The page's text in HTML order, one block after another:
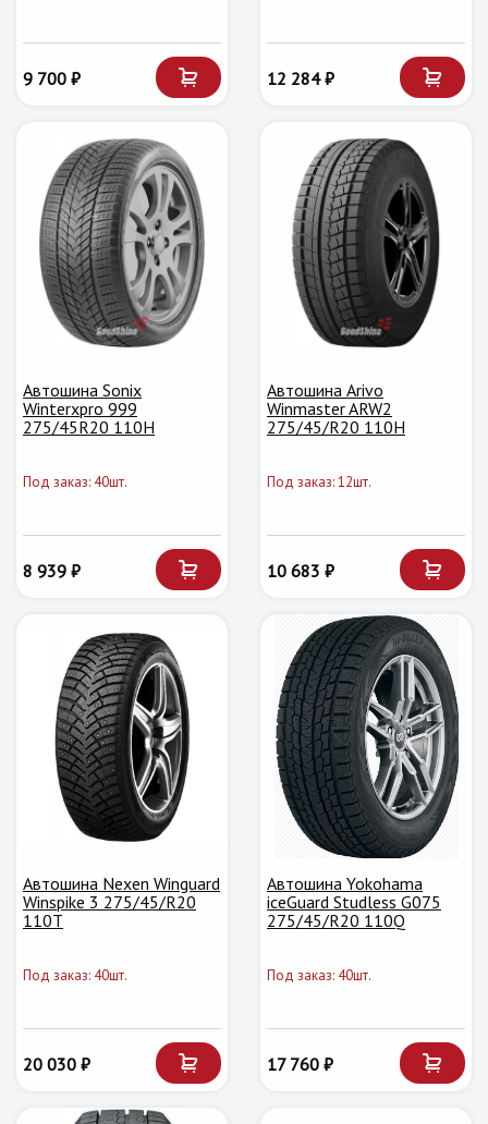
9 700 ₽ 12 284 ₽
Автошина Sonix
Winterxpro 999
275/45R20 110H
Под заказ: 40шт.
8 939 ₽
Автошина Arivo
Winmaster ARW2
275/45/R20 110H
Под заказ: 12шт.
10 683 ₽
Автошина Nexen Winguard
Winspike 3 275/45/R20
110T
Под заказ: 40шт.
20 030 ₽
Автошина Yokohama
iceGuard Studless G075
275/45/R20 110Q
Под заказ: 40шт.
17 760 ₽